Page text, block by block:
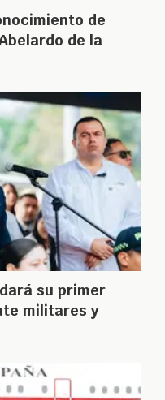
de
de la
su primer
militares y